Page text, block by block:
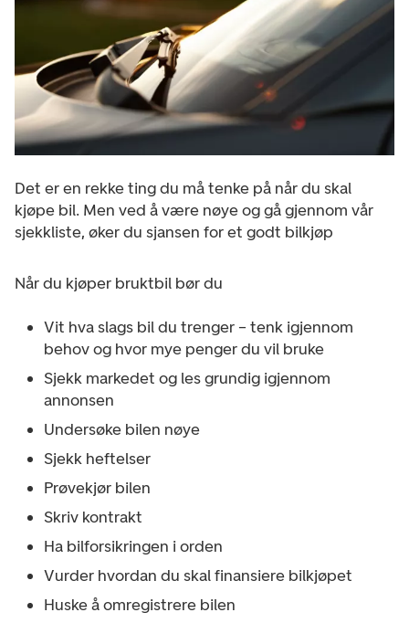
Det er en rekke ting du må tenke på når du skal
kjøpe bil. Men ved å være nøye og gå gjennom vår
sjekkliste, øker du sjansen for et godt bilkjøp
Når du kjøper bruktbil bør du
Vit hva slags bil du trenger – tenk igjennom
behov og hvor mye penger du vil bruke
Sjekk markedet og les grundig igjennom
annonsen
Undersøke bilen nøye
Sjekk heftelser
Prøvekjør bilen
Skriv kontrakt
Ha bilforsikringen i orden
Vurder hvordan du skal finansiere bilkjøpet
Huske å omregistrere bilen